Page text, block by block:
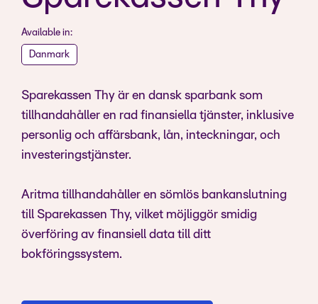
Available in:
Danmark
Sparekassen Thy är en dansk sparbank som
tillhandahåller en rad finansiella tjänster, inklusive
personlig och affärsbank, lån, inteckningar, och
investeringstjänster.
Aritma tillhandahåller en sömlös bankanslutning
till Sparekassen Thy, vilket möjliggör smidig
överföring av finansiell data till ditt
bokföringssystem.